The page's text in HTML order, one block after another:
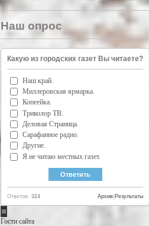
Наш опрос
Какую из городских газет Вы читаете?
Наш край.
Миллеровская ярмарка.
Копеейка.
Триколор ТВ.
Деловая Страница.
Сарафанное радио.
Другие.
Я не читаю местных газет.
Ответов: 324 Результаты
Архив
Гости сайта